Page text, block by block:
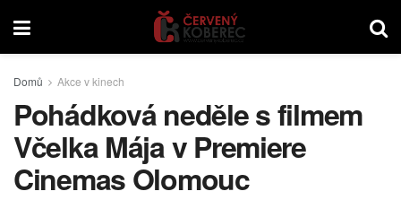
Domů Akce v kinech
Pohádková neděle s filmem
Včelka Mája v Premiere
Cinemas Olomouc